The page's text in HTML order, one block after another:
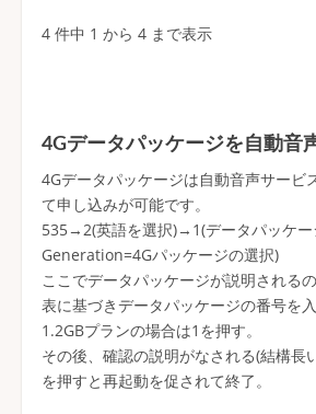
4 件中 1 から 4 まで表示
4Gデータパッケージを自動音
4Gデータパッケージは自動音声サービ
て申し込みが可能です。
535→2(英語を選択)→1(データパッケ
Generation=4Gパッケージの選択)
ここでデータパッケージが説明される
表に基づきデータパッケージの番号を
1.2GBプランの場合は1を押す。
その後、確認の説明がなされる(結構長
を押すと再起動を促されて終了。